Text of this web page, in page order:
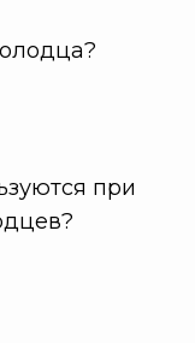
при